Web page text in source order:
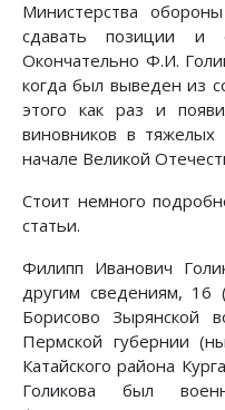
Министерства
сдавать позиции и
Окончательно Ф.И.
когда был выведен из
этого как раз и
виновников в
начале Великой
Стоит немного
статьи.
Филипп Иванович
другим сведениям,
Борисово Зырянской
Пермской губернии
Катайского района
Голикова был